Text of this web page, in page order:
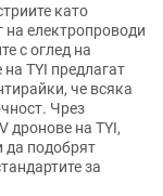
като
на електропроводи
с оглед на
TYI предлагат
че всяка
Чрез
дронове на TYI,
да подобрят
за